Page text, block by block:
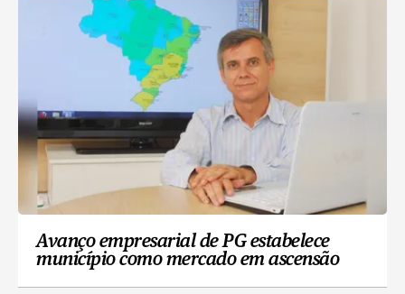
Avanço empresarial de PG estabelece
município como mercado em ascensão